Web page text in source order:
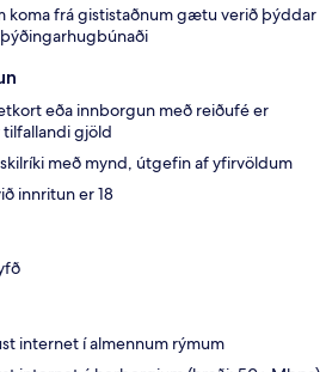
koma frá gististaðnum gætu verið þýddar
eða innborgun með reiðufé er
gjöld
með mynd, útgefin af yfirvöldum
innritun er 18
internet í almennum rýmum